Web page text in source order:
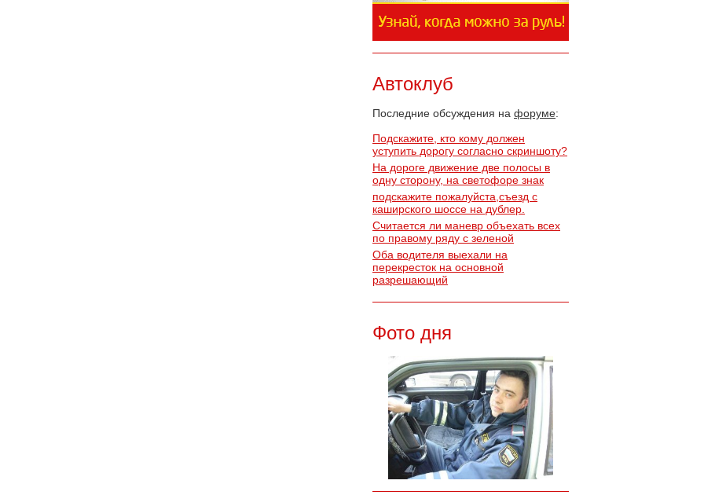
Автоклуб
Последние обсуждения на форуме:
Подскажите, кто кому должен
уступить дорогу согласно скриншоту?
На дороге движение две полосы в
одну сторону, на светофоре знак
подскажите пожалуйста,съезд с
каширского шоссе на дублер.
Считается ли маневр объехать всех
по правому ряду с зеленой
Оба водителя выехали на
перекресток на основной
разрешающий
Фото дня